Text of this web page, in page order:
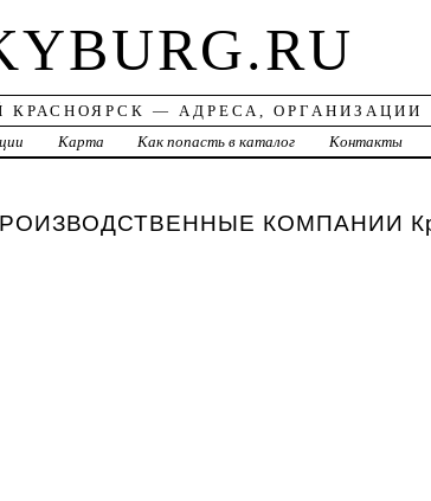
КРАСНОЯРСК — АДРЕСА, ОРГАНИЗАЦИИ
Карта Как попасть в каталог Контакты
КОМПАНИИ